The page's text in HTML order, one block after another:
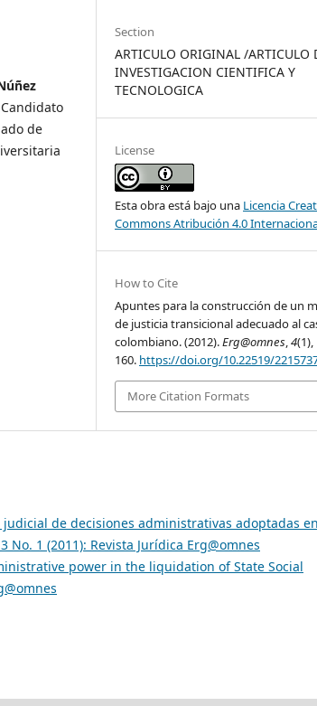
de
Section
ARTICULO ORIGINAL /ARTICULO
INVESTIGACION CIENTIFICA Y
TECNOLOGICA
License
Esta obra está bajo una Licencia
Commons Atribución 4.0
How to Cite
Apuntes para la construcción de un
de justicia transicional adecuado al
colombiano. (2012).Erg@omnes,4(1),
160. https://doi.org/10.22519/
More Citation Formats
de decisiones administrativas adoptadas
No. 1 (2011): Revista Jurídica Erg@omnes
power in the liquidation of State Social